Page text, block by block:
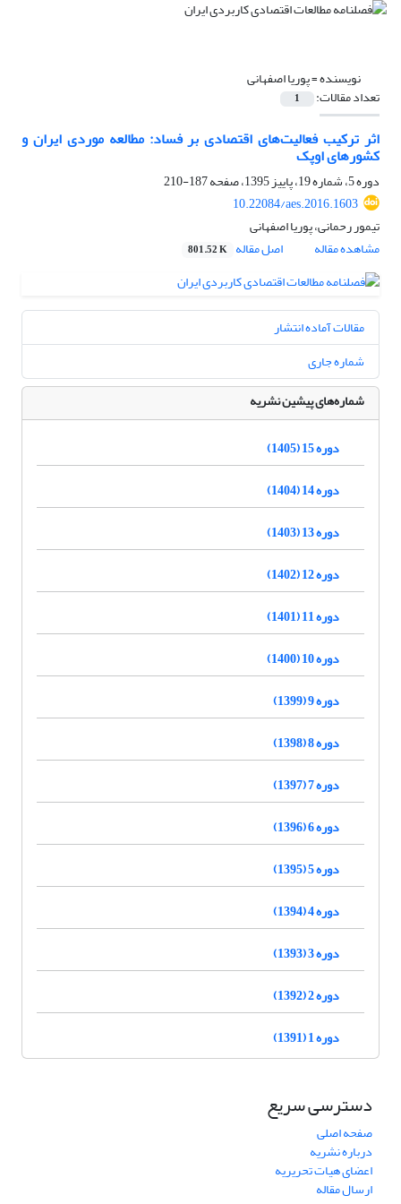
نویسنده =پوریا اصفهانی
تعداد مقالات: 1
اثر ترکیب فعالیت‌های اقتصادی بر فساد: مطالعه موردی ایران و
کشورهای اوپک
دوره 5، شماره 19، پاییز 1395، صفحه
187-210
10.22084/aes.2016.1603
تیمور رحمانی، پوریا اصفهانی
مشاهده مقاله
اصل مقاله 801.52 K
مقالات آماده انتشار
شماره جاری
شماره‌های پیشین نشریه
دوره 15 (1405)
دوره 14 (1404)
دوره 13 (1403)
دوره 12 (1402)
دوره 11 (1401)
دوره 10 (1400)
دوره 9 (1399)
دوره 8 (1398)
دوره 7 (1397)
دوره 6 (1396)
دوره 5 (1395)
دوره 4 (1394)
دوره 3 (1393)
دوره 2 (1392)
دوره 1 (1391)
دسترسی سریع
صفحه اصلی
درباره نشریه
اعضای هیات تحریریه
ارسال مقاله